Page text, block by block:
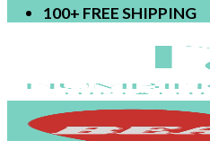
100+ FREE SHIPPING